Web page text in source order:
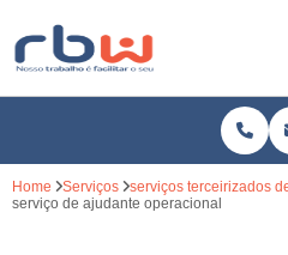
Home Serviços
serviços terceirizados
serviço de ajudante operacional